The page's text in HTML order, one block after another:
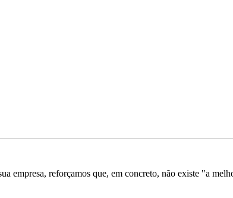
empresa, reforçamos que, em concreto, não existe "a